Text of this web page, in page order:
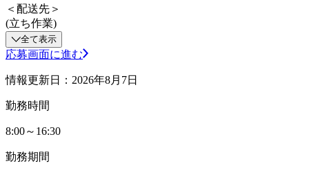
＜配送先＞
(立ち作業)
全て表示
応募画面に進む
情報更新日：2026年8月7日
勤務時間
8:00～16:30
勤務期間